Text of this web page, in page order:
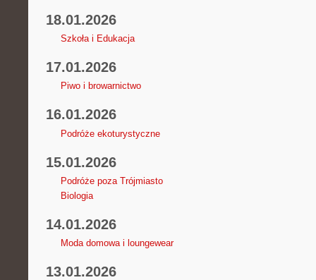
18.01.2026
Szkoła i Edukacja
17.01.2026
Piwo i browarnictwo
16.01.2026
Podróże ekoturystyczne
15.01.2026
Podróże poza Trójmiasto
Biologia
14.01.2026
Moda domowa i loungewear
13.01.2026